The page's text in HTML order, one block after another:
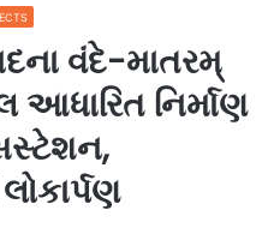
વંદે-માતરમ્
આધારિત નિર્માણ